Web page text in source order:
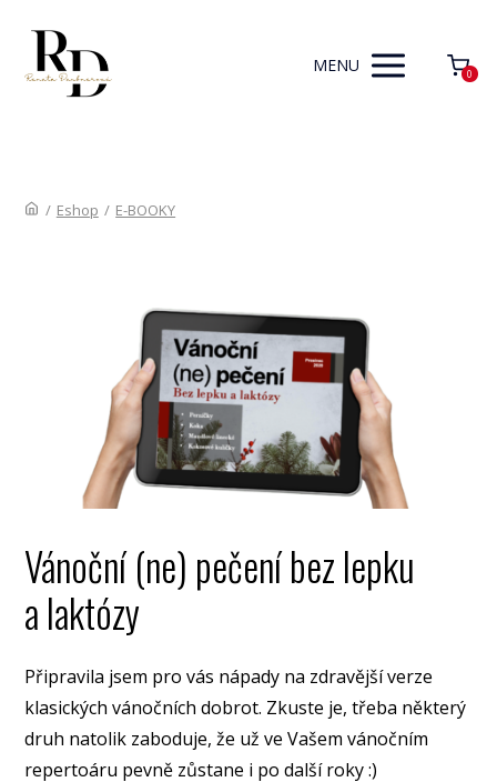
MENU 0
/ Eshop / E-BOOKY
Vánoční (ne) pečení bez lepku
a laktózy
Připravila jsem pro vás nápady na zdravější verze
klasických vánočních dobrot. Zkuste je, třeba některý
druh natolik zaboduje, že už ve Vašem vánočním
repertoáru pevně zůstane i po další roky :)